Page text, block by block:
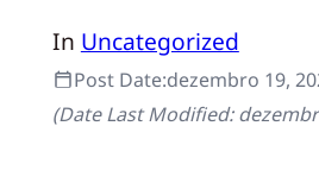
In Uncategorized
Post Date:dezembro 19,
(Date Last Modified: